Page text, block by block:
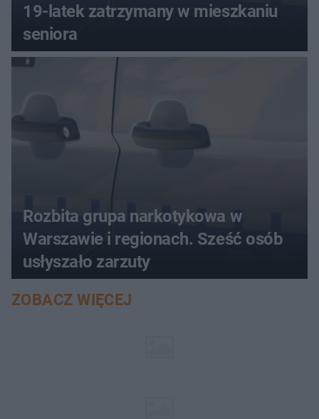
19-latek zatrzymany w mieszkaniu
seniora
Rozbita grupa narkotykowa w
Warszawie i regionach. Sześć osób
usłyszało zarzuty
ZOBACZ WIĘCEJ